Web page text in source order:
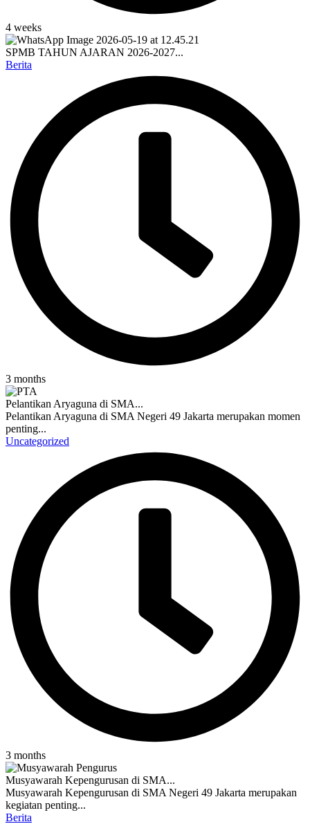
4 weeks
SPMB TAHUN AJARAN 2026-2027...
Berita
3 months
Pelantikan Aryaguna di SMA...
Pelantikan Aryaguna di SMA Negeri 49 Jakarta merupakan momen
penting...
Uncategorized
3 months
Musyawarah Kepengurusan di SMA...
Musyawarah Kepengurusan di SMA Negeri 49 Jakarta merupakan
kegiatan penting...
Berita